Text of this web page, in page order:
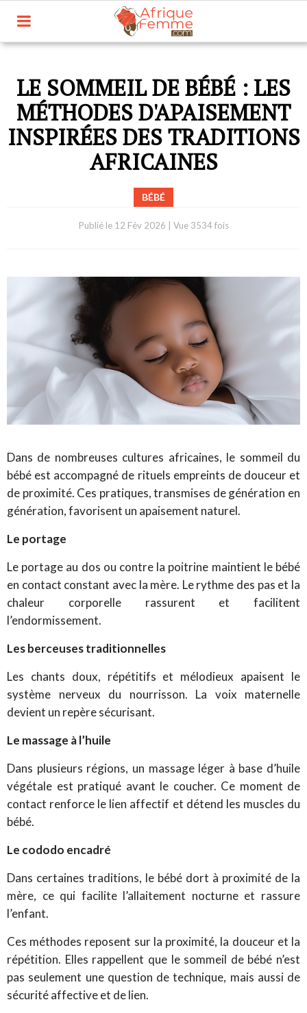
LE SOMMEIL DE BÉBÉ : LES
MÉTHODES D'APAISEMENT
INSPIRÉES DES TRADITIONS
AFRICAINES
BÉBÉ
Publié le 12 Fév 2026 Vue 3534 fois
Dans de nombreuses cultures africaines, le sommeil du
bébé est accompagné de rituels empreints de douceur et
de proximité. Ces pratiques, transmises de génération en
génération, favorisent un apaisement naturel.
Le portage
Le portage au dos ou contre la poitrine maintient le bébé
en contact constant avec la mère. Le rythme des pas et la
chaleur corporelle rassurent et facilitent
l’endormissement.
Les berceuses traditionnelles
Les chants doux, répétitifs et mélodieux apaisent le
système nerveux du nourrisson. La voix maternelle
devient un repère sécurisant.
Le massage à l’huile
Dans plusieurs régions, un massage léger à base d’huile
végétale est pratiqué avant le coucher. Ce moment de
contact renforce le lien affectif et détend les muscles du
bébé.
Le cododo encadré
Dans certaines traditions, le bébé dort à proximité de la
mère, ce qui facilite l’allaitement nocturne et rassure
l’enfant.
Ces méthodes reposent sur la proximité, la douceur et la
répétition. Elles rappellent que le sommeil de bébé n’est
pas seulement une question de technique, mais aussi de
sécurité affective et de lien.